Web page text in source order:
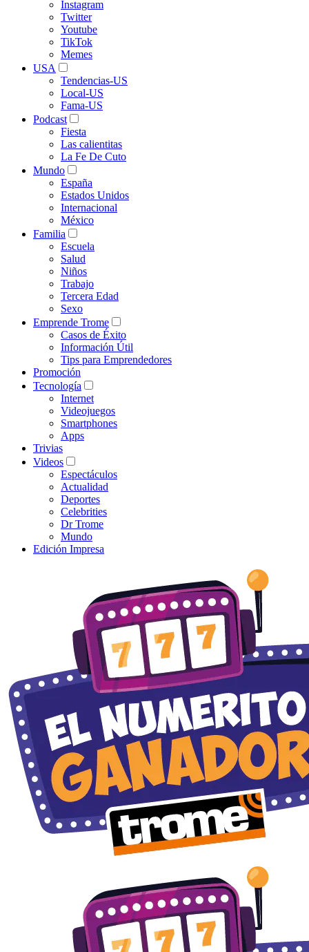
Instagram
Twitter
Youtube
TikTok
Memes
USA
Tendencias-US
Local-US
Fama-US
Podcast
Fiesta
Las calientitas
La Fe De Cuto
Mundo
España
Estados Unidos
Internacional
México
Familia
Escuela
Salud
Niños
Trabajo
Tercera Edad
Sexo
Emprende Trome
Casos de Éxito
Información Útil
Tips para Emprendedores
Promoción
Tecnología
Internet
Videojuegos
Smartphones
Apps
Trivias
Videos
Espectáculos
Actualidad
Deportes
Celebrities
Dr Trome
Mundo
Edición Impresa